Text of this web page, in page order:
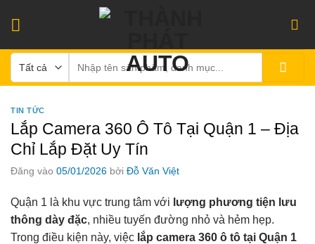
kiếm:
TIN TỨC
Lắp Camera 360 Ô Tô Tại Quận 1 – Địa
Chỉ Lắp Đặt Uy Tín
Đăng vào 05/01/2026 bởi Đỗ Văn Việt
Quận 1 là khu vực trung tâm với lượng phương tiện lưu
thông dày đặc, nhiều tuyến đường nhỏ và hẻm hẹp.
Trong điều kiện này, việc lắp camera 360 ô tô tại Quận 1